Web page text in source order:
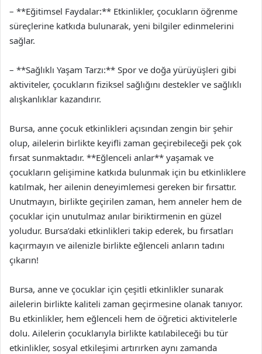
– **Eğitimsel Faydalar:** Etkinlikler, çocukların öğrenme
süreçlerine katkıda bulunarak, yeni bilgiler edinmelerini
sağlar.
– **Sağlıklı Yaşam Tarzı:** Spor ve doğa yürüyüşleri gibi
aktiviteler, çocukların fiziksel sağlığını destekler ve sağlıklı
alışkanlıklar kazandırır.
Bursa, anne çocuk etkinlikleri açısından zengin bir şehir
olup, ailelerin birlikte keyifli zaman geçirebileceği pek çok
fırsat sunmaktadır. **Eğlenceli anlar** yaşamak ve
çocukların gelişimine katkıda bulunmak için bu etkinliklere
katılmak, her ailenin deneyimlemesi gereken bir fırsattır.
Unutmayın, birlikte geçirilen zaman, hem anneler hem de
çocuklar için unutulmaz anılar biriktirmenin en güzel
yoludur. Bursa’daki etkinlikleri takip ederek, bu fırsatları
kaçırmayın ve ailenizle birlikte eğlenceli anların tadını
çıkarın!
Bursa, anne ve çocuklar için çeşitli etkinlikler sunarak
ailelerin birlikte kaliteli zaman geçirmesine olanak tanıyor.
Bu etkinlikler, hem eğlenceli hem de öğretici aktivitelerle
dolu. Ailelerin çocuklarıyla birlikte katılabileceği bu tür
etkinlikler, sosyal etkileşimi artırırken aynı zamanda